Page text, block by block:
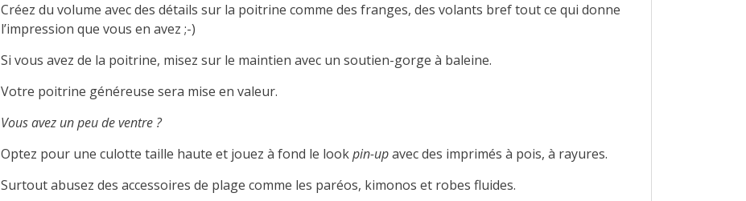
Créez du volume avec des détails sur la poitrine comme des franges, des volants bref tout ce qui donne
l’impression que vous en avez ;-)
Si vous avez de la poitrine, misez sur le maintien avec un soutien-gorge à baleine.
Votre poitrine généreuse sera mise en valeur.
Vous avez un peu de ventre ?
Optez pour une culotte taille haute et jouez à fond le lookpin-upavec des imprimés à pois, à rayures.
Surtout abusez des accessoires de plage comme les paréos, kimonos et robes fluides.